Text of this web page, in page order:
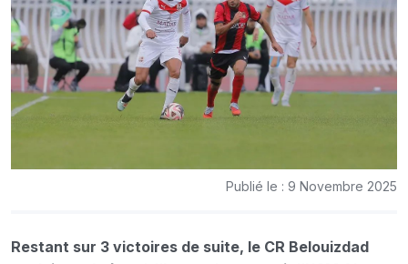
Publié le : 9 Novembre 2025
Restant sur 3 victoires de suite, le CR Belouizdad